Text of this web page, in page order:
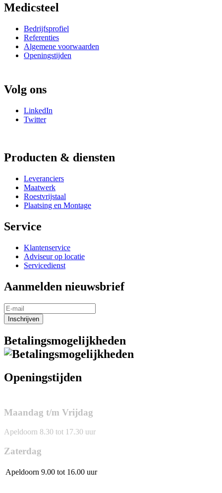
Medicsteel
Bedrijfsprofiel
Referenties
Algemene voorwaarden
Openingstijden
Volg ons
LinkedIn
Twitter
Producten & diensten
Leveranciers
Maatwerk
Roestvrijstaal
Plaatsing en Montage
Service
Klantenservice
Adviseur op locatie
Servicedienst
Aanmelden nieuwsbrief
Inschrijven
Betalingsmogelijkheden
Openingstijden
Maandag t/m Vrijdag
Apeldoorn 8.30 tot 17.30 uur
Zaterdag
Apeldoorn 9.00 tot 16.00 uur